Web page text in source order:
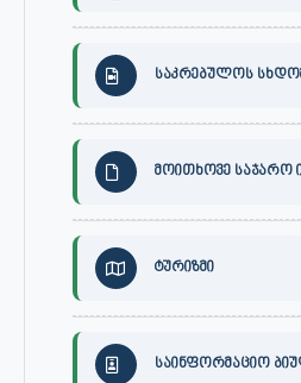
საკრებულოს
მოითხოვე საჯარო
ტურიზმი
საინფორმაციო